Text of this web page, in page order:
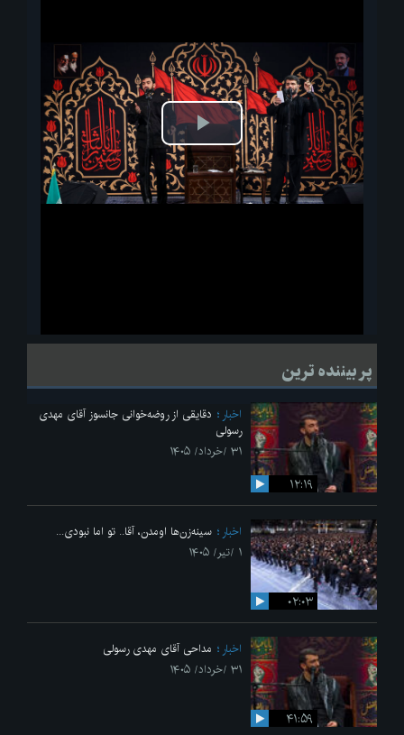
پخش
ویدیو
لحظاتی از قرائت زیارت اربعین امام حسین(ع) در مراسم عزاداری هیئات
پر بیننده ترین
۱۲:۱۹
اخبار
دقایقی از روضه‌خوانی جانسوز آقای مهدی
رسولی
۳۱ /خرداد/ ۱۴۰۵
۰۲:۰۳
اخبار
سینه‌زن‌ها اومدن،‌ آقا.. تو اما نبودی...
۱ /تیر/ ۱۴۰۵
۴۱:۵۹
اخبار
مداحی آقای مهدی رسولی
۳۱ /خرداد/ ۱۴۰۵